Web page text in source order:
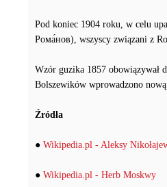
Pod koniec 1904 roku, w celu
Рома́нов), wszyscy związani z
Wzór guzika 1857 obowiązywał
Bolszewików wprowadzono
Źródła
● Wikipedia.pl - Aleksy
● Wikipedia.pl - Herb Moskwy